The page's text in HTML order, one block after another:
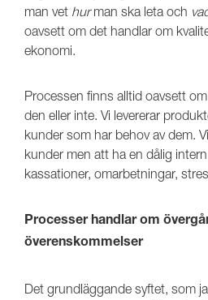
man vet hurman ska leta och
oavsett om det handlar om
ekonomi.
Processen finns alltid oavsett
den eller inte. Vi levererar
kunder som har behov av dem.
kunder men att ha en dålig
kassationer, omarbetningar,
Processer handlar om
överenskommelser
Det grundläggande syftet, som